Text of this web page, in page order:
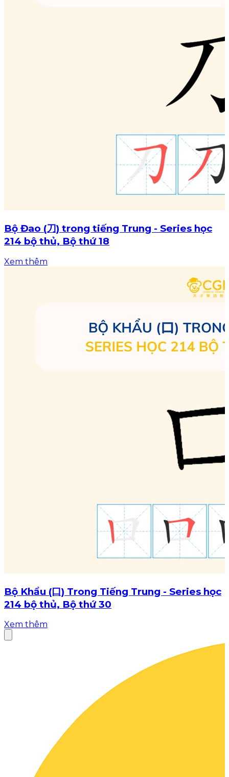
Bộ Đao (刀) trong tiếng Trung - Series học
214 bộ thủ, Bộ thứ 18
Xem thêm
Bộ Khẩu (口) Trong Tiếng Trung - Series học
214 bộ thủ, Bộ thứ 30
Xem thêm